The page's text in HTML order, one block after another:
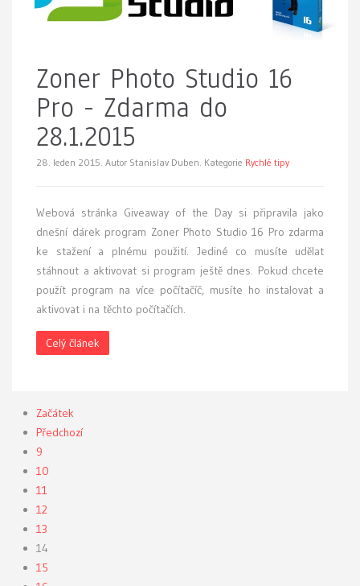
Zoner Photo Studio 16
Pro - Zdarma do
28.1.2015
28. leden 2015. Autor Stanislav Duben. Kategorie Rychlé tipy
Webová stránka Giveaway of the Day si připravila jako
dnešní dárek program Zoner Photo Studio 16 Pro zdarma
ke stažení a plnému použití. Jediné co musíte udělat
stáhnout a aktivovat si program ještě dnes. Pokud chcete
použít program na více počítačíč, musíte ho instalovat a
aktivovat i na těchto počítačích.
Celý článek
Začátek
Předchozí
9
10
11
12
13
14
15